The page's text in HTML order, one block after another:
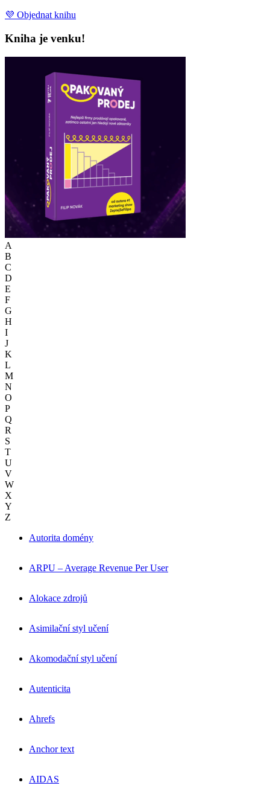
💜 Objednat knihu
Kniha je venku!
A
B
C
D
E
F
G
H
I
J
K
L
M
N
O
P
Q
R
S
T
U
V
W
X
Y
Z
Autorita domény
ARPU – Average Revenue Per User
Alokace zdrojů
Asimilační styl učení
Akomodační styl učení
Autenticita
Ahrefs
Anchor text
AIDAS